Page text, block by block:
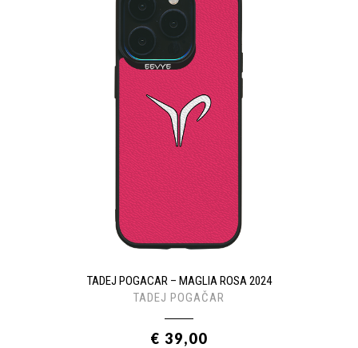
TADEJ POGACAR – MAGLIA ROSA 2024
TADEJ POGAČAR
€ 39,00